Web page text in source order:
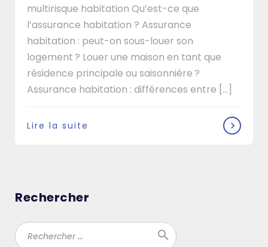
multirisque habitation Qu’est-ce que
l’assurance habitation ? Assurance
habitation : peut-on sous-louer son
logement ? Louer une maison en tant que
résidence principale ou saisonnière ?
Assurance habitation : différences entre […]
Lire la suite
Rechercher
search